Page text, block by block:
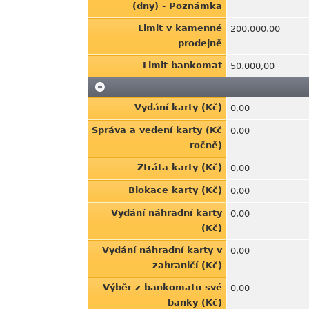
(dny) - Poznámka
Limit v kamenné
prodejně
200.000,00
Limit bankomat 50.000,00
Vydání karty (Kč) 0,00
Správa a vedení karty (Kč
ročně)
0,00
Ztráta karty (Kč) 0,00
Blokace karty (Kč) 0,00
Vydání náhradní karty
(Kč)
0,00
Vydání náhradní karty v
zahraničí (Kč)
0,00
Výběr z bankomatu své
banky (Kč)
0,00